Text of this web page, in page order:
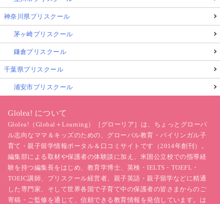
神奈川県プリスクール
茅ヶ崎プリスクール
鎌倉プリスクール
千葉県プリスクール
浦安市プリスクール
Glolea! について
Glolea!（Global＋Learning）［グローリア］は、ちょっとグローバ
ル志向なママ＆キッズのための、グローバル教育・バイリンガル子
育て・親子留学情報ポータル＆口コミサイトです（2014年創刊）。
編集部による取材や保護者の体験談に加え、米国公立校での指導経
験を持つ編集長をはじめ、教育学博士、英検・IELTS・TOEFL・
TOEIC講師、プリスクール経営者、親子英語・親子留学などに精通
した専門家、そして世界各国で子育て中の保護者の皆さまからのご
寄稿・ご監修を通じて、信頼できる教育情報を発信しています。は